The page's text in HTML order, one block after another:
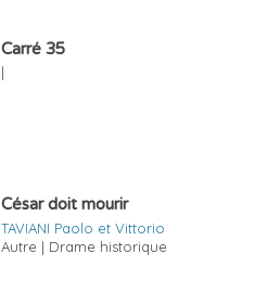
Carré 35
|
César doit mourir
TAVIANI Paolo et Vittorio
Autre | Drame historique